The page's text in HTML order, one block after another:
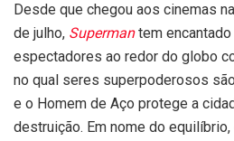
Desde que chegou aos cinemas
de julho, Supermantem
espectadores ao redor do globo
no qual seres superpoderosos
e o Homem de Aço protege a
destruição. Em nome do